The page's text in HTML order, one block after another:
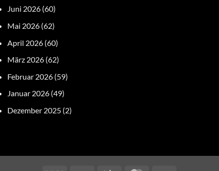
Juni 2026 (60)
Mai 2026 (62)
April 2026 (60)
März 2026 (62)
Februar 2026 (59)
Januar 2026 (49)
Dezember 2025 (2)